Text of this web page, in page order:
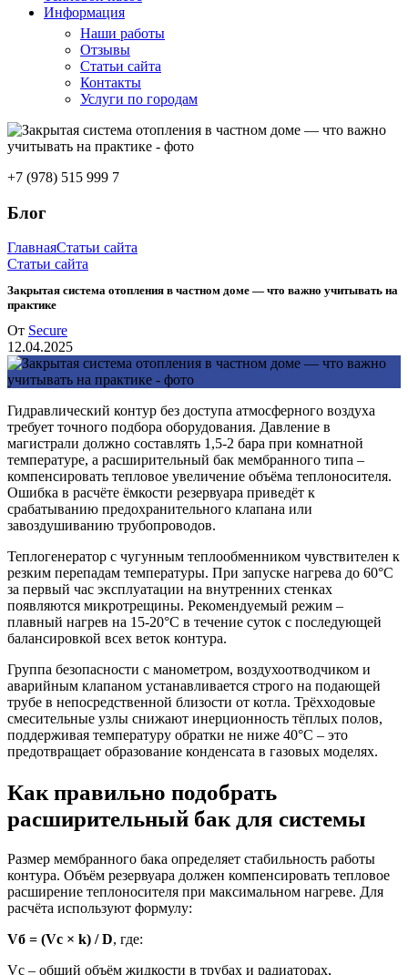
Информация
Наши работы
Отзывы
Статьи сайта
Контакты
Услуги по городам
+7 (978) 515 999 7
Блог
ГлавнаяСтатьи сайта
Статьи сайта
Закрытая система отопления в частном доме — что важно учитывать на
практике
От Secure
12.04.2025
Гидравлический контур без доступа атмосферного воздуха
требует точного подбора оборудования. Давление в
магистрали должно составлять 1,5-2 бара при комнатной
температуре, а расширительный бак мембранного типа –
компенсировать тепловое увеличение объёма теплоносителя.
Ошибка в расчёте ёмкости резервуара приведёт к
срабатыванию предохранительного клапана или
завоздушиванию трубопроводов.
Теплогенератор с чугунным теплообменником чувствителен к
резким перепадам температуры. При запуске нагрева до 60°C
за первый час эксплуатации на внутренних стенках
появляются микротрещины. Рекомендуемый режим –
плавный нагрев на 15-20°C в течение суток с последующей
балансировкой всех веток контура.
Группа безопасности с манометром, воздухоотводчиком и
аварийным клапаном устанавливается строго на подающей
трубе в непосредственной близости от котла. Трёхходовые
смесительные узлы снижают инерционность тёплых полов,
поддерживая температуру обратки не ниже 40°C – это
предотвращает образование конденсата в газовых моделях.
Как правильно подобрать
расширительный бак для системы
Размер мембранного бака определяет стабильность работы
контура. Объём резервуара должен компенсировать тепловое
расширение теплоносителя при максимальном нагреве. Для
расчёта используют формулу:
Vб = (Vс × k) / D, где:
Vс – общий объём жидкости в трубах и радиаторах,